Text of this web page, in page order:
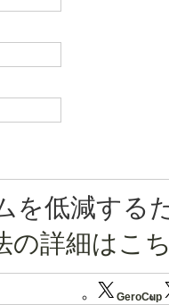
を低減する
の詳細はこ
GeroCup